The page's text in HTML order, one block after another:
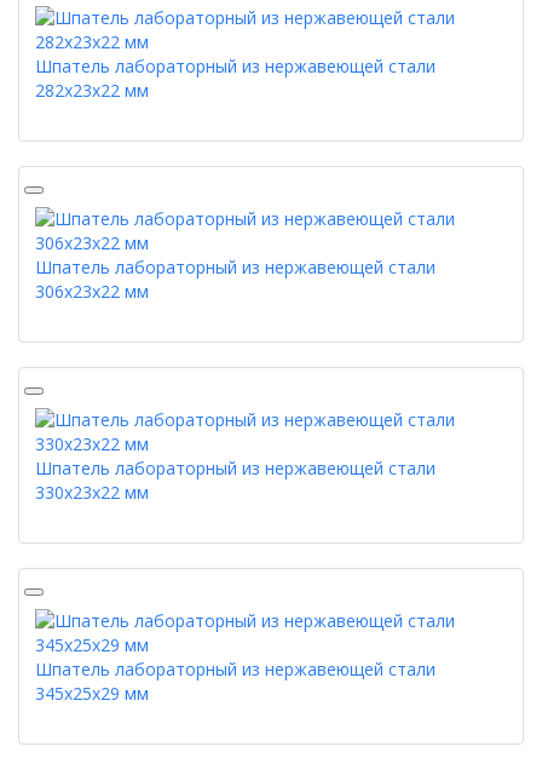
Шпатель лабораторный из нержавеющей стали
282х23х22 мм
Шпатель лабораторный из нержавеющей стали
306х23х22 мм
Шпатель лабораторный из нержавеющей стали
330х23х22 мм
Шпатель лабораторный из нержавеющей стали
345х25х29 мм